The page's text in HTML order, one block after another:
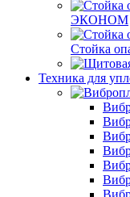
ЭКОНОМ
Стойка
Техника для